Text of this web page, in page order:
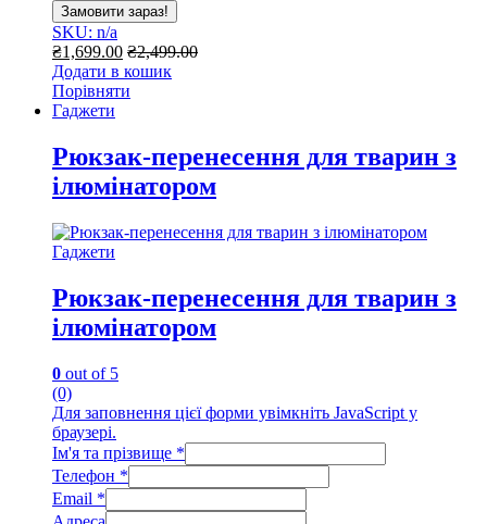
Замовити зараз!
SKU: n/a
₴1,699.00 ₴2,499.00
Додати в кошик
Порівняти
Гаджети
Рюкзак-перенесення для тварин з
ілюмінатором
Гаджети
Рюкзак-перенесення для тварин з
ілюмінатором
0 out of 5
(0)
Для заповнення цієї форми увімкніть JavaScript у
браузері.
Ім'я та прізвище *
Телефон *
Email *